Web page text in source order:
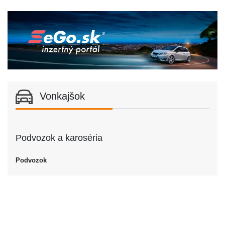
Vonkajšok
Podvozok a karoséria
Podvozok